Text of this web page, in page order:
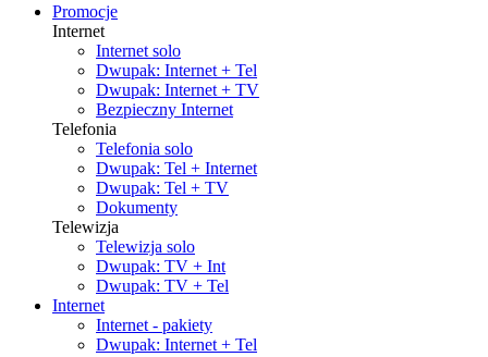
Promocje
Internet
Internet solo
Dwupak: Internet + Tel
Dwupak: Internet + TV
Bezpieczny Internet
Telefonia
Telefonia solo
Dwupak: Tel + Internet
Dwupak: Tel + TV
Dokumenty
Telewizja
Telewizja solo
Dwupak: TV + Int
Dwupak: TV + Tel
Internet
Internet - pakiety
Dwupak: Internet + Tel